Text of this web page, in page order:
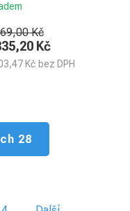
Kč
Kč
Kč bez DPH
28